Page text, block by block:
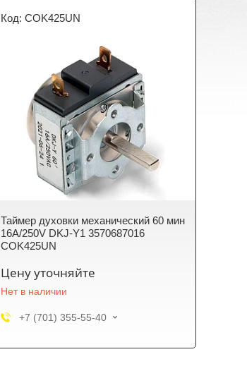
COK425UN
Таймер духовки механический 60 мин
16A/250V DKJ-Y1 3570687016
COK425UN
Цену уточняйте
Нет в наличии
+7 (701) 355-55-40